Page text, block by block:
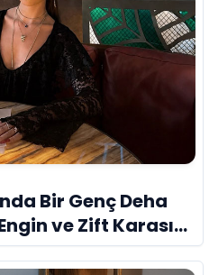
Bir Genç Deha
ve Zift Karası